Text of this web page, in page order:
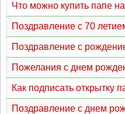
Что можно купить папе
Поздравление с 70
Поздравление с
Пожелания с днем
Как подписать открытку
Поздравление с днем